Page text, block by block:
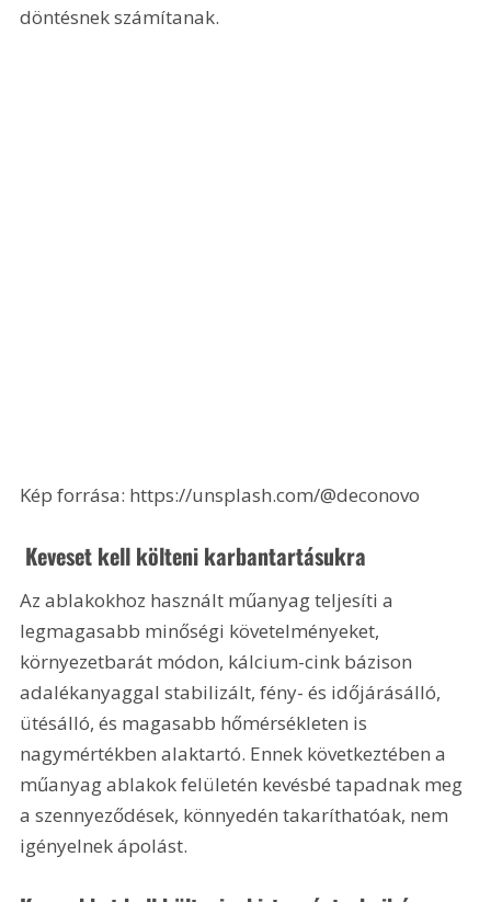
döntésnek számítanak.
Kép forrása: https://unsplash.com/@deconovo
Keveset kell költeni karbantartásukra
Az ablakokhoz használt műanyag teljesíti a
legmagasabb minőségi követelményeket,
környezetbarát módon, kálcium-cink bázison
adalékanyaggal stabilizált, fény- és időjárásálló,
ütésálló, és magasabb hőmérsékleten is
nagymértékben alaktartó. Ennek következtében a
műanyag ablakok felületén kevésbé tapadnak meg
a szennyeződések, könnyedén takaríthatóak, nem
igényelnek ápolást.